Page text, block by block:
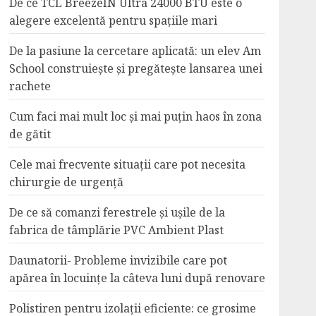
alegere excelentă pentru spațiile mari
De la pasiune la cercetare aplicată: un elev Am
School construiește și pregătește lansarea unei
rachete
Cum faci mai mult loc și mai puțin haos în zona
de gătit
Cele mai frecvente situații care pot necesita
chirurgie de urgență
De ce să comanzi ferestrele și ușile de la
fabrica de tâmplărie PVC Ambient Plast
Daunatorii- Probleme invizibile care pot
apărea în locuințe la câteva luni după renovare
Polistiren pentru izolații eficiente: ce grosime